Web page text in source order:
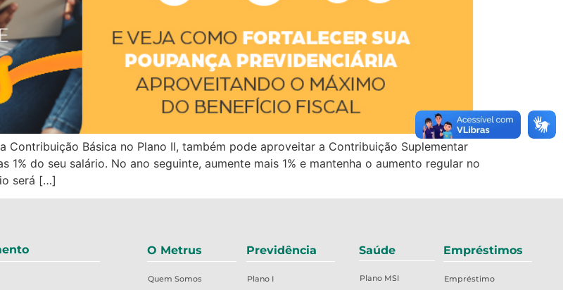
Contribuição Básica no Plano II, também pode aproveitar a Contribuição Suplementar
do seu salário. No ano seguinte, aumente mais 1% e mantenha o aumento regular no
será […]
O Metrus
Quem Somos
Previdência
Plano I
Saúde
Plano MSI
Empréstimos
Empréstimo